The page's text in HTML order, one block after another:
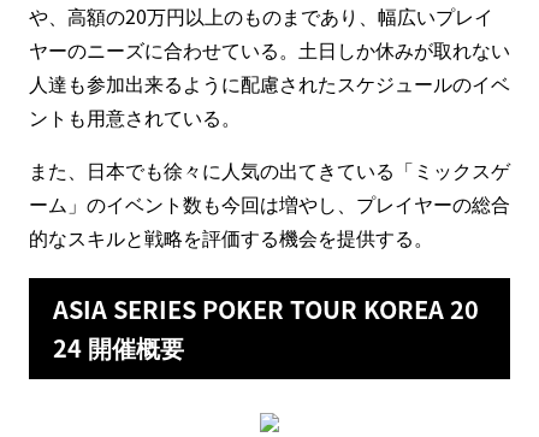
や、高額の20万円以上のものまであり、幅広いプレイ
ヤーのニーズに合わせている。土日しか休みが取れない
人達も参加出来るように配慮されたスケジュールのイベ
ントも用意されている。
また、日本でも徐々に人気の出てきている「ミックスゲ
ーム」のイベント数も今回は増やし、プレイヤーの総合
的なスキルと戦略を評価する機会を提供する。
ASIA SERIES POKER TOUR KOREA 20
24 開催概要